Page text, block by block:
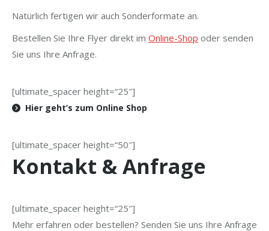
Natürlich fertigen wir auch Sonderformate an.
Bestellen Sie Ihre Flyer direkt im Online-Shop oder senden
Sie uns Ihre Anfrage.
[ultimate_spacer height=“25″]
Hier geht’s zum Online Shop
[ultimate_spacer height=“50″]
Kontakt & Anfrage
[ultimate_spacer height=“25″]
Mehr erfahren oder bestellen? Senden Sie uns Ihre Anfrage